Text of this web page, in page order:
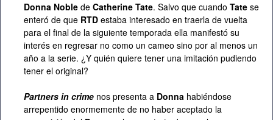
Donna Noble de Catherine Tate. Salvo que cuando Tate se
enteró de que RTD estaba interesado en traerla de vuelta
para el final de la siguiente temporada ella manifestó su
interés en regresar no como un cameo sino por al menos un
año a la serie. ¿Y quién quiere tener una imitación pudiendo
tener el original?
Partners in crime nos presenta a Donna habiéndose
arrepentido enormemente de no haber aceptado la